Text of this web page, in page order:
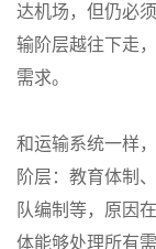
达机场，但仍必
输阶层越往下走
需求。
和运输系统一样
阶层：教育体制
队编制等，原因
体能够处理所有